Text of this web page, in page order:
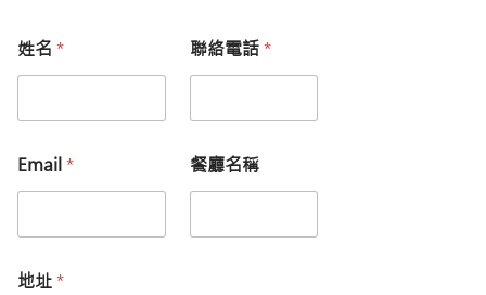
姓名 * 聯絡電話*
Email* 餐廳名稱
地址*